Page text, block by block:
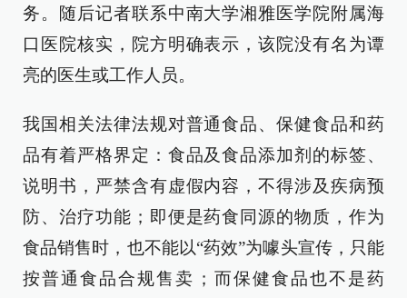
务。随后记者联系中南大学湘雅医学院附属海
口医院核实，院方明确表示，该院没有名为谭
亮的医生或工作人员。
我国相关法律法规对普通食品、保健食品和药
品有着严格界定：食品及食品添加剂的标签、
说明书，严禁含有虚假内容，不得涉及疾病预
防、治疗功能；即便是药食同源的物质，作为
食品销售时，也不能以“药效”为噱头宣传，只能
按普通食品合规售卖；而保健食品也不是药